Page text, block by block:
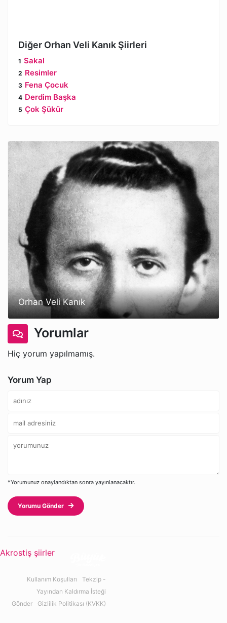
Diğer Orhan Veli Kanık Şiirleri
Sakal
Resimler
Fena Çocuk
Derdim Başka
Çok Şükür
Orhan Veli Kanık
Yorumlar
Hiç yorum yapılmamış.
Yorum Yap
*Yorumunuz onaylandıktan sonra yayınlanacaktır.
Yorumu Gönder
Akrostiş şiirler
Kullanım Koşulları
Tekzip -
Yayından Kaldırma İsteği
Gönder
Gizlilik Politikası (KVKK)